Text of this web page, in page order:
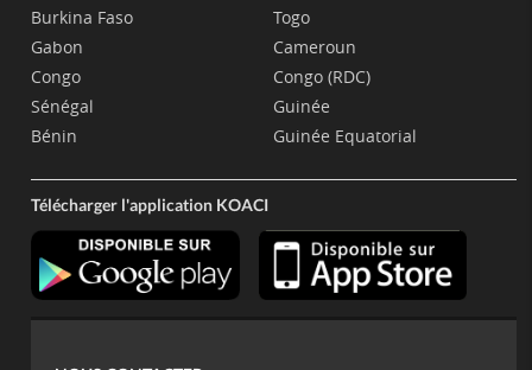
Burkina Faso
Gabon
Congo
Sénégal
Bénin
Togo
Cameroun
Congo (RDC)
Guinée
Guinée Equatorial
Télécharger l'application KOACI